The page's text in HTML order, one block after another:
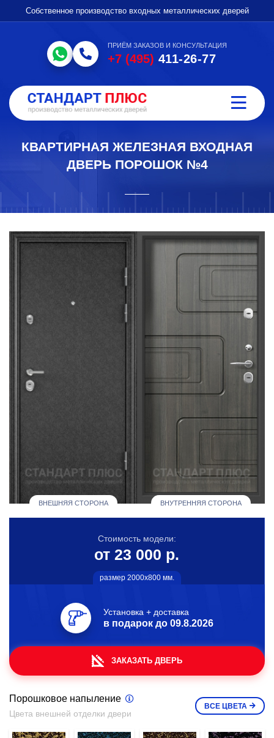
Собственное производство входных металлических дверей
ПРИЁМ ЗАКАЗОВ И КОНСУЛЬТАЦИЯ
+7 (495) 411-26-77
КВАРТИРНАЯ ЖЕЛЕЗНАЯ ВХОДНАЯ
ДВЕРЬ ПОРОШОК №4
ВНЕШНЯЯ СТОРОНА ВНУТРЕННЯЯ СТОРОНА
Стоимость модели:
от 23 000 р.
размер 2000х800 мм.
Установка + доставка
в подарок до 09.8.2026
ЗАКАЗАТЬ ДВЕРЬ
Порошковое напыление
Цвета внешней отделки двери
ВСЕ ЦВЕТА